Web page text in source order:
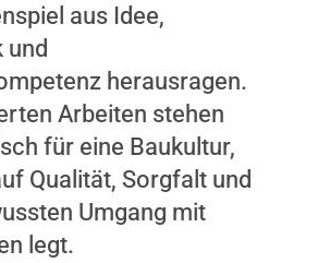
aus Idee,
und
herausragen.
Arbeiten stehen
für eine Baukultur,
Qualität, Sorgfalt und
Umgang mit
legt.